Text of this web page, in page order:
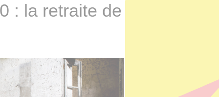
: la retraite de